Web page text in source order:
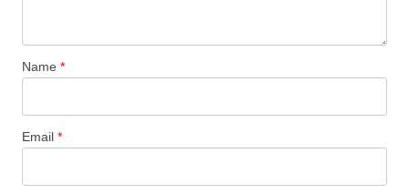
Name *
Email *